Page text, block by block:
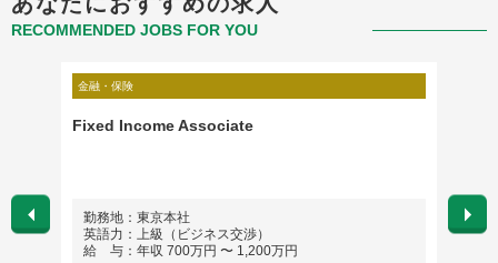
RECOMMENDED JOBS FOR YOU
金融・保険
Fixed Income Associate
勤務地：東京本社
英語力：上級（ビジネス交渉）
給 与：年収 700万円 〜 1,200万円
勤務
英語